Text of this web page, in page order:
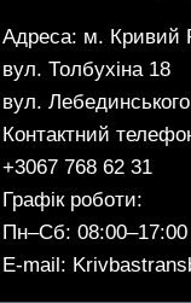
Адреса: м. Кривий
вул. Толбухіна 18
вул.
Контактний
+3067 768 62 31
Графік роботи:
Пн–Сб: 08:00–17:00
E-mail: